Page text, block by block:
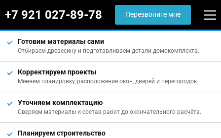
+7 921 027-89-78 Перезвоните мне
Готовим материалы сами
Отбираем древесину и подготавливаем детали домокомплекта.
Корректируем проекты
Меняем планировку, расположение окон, дверей и перегородок.
Уточняем комплектацию
Сверяем материалы и состав работ до окончательного расчёта.
Планируем строительство